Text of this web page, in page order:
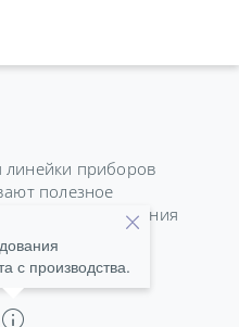
VS 60
приборов
полезное
встряхивания
постоянство
с производства.